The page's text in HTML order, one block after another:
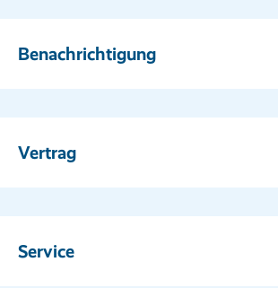
Benachrichtigung
Vertrag
Service